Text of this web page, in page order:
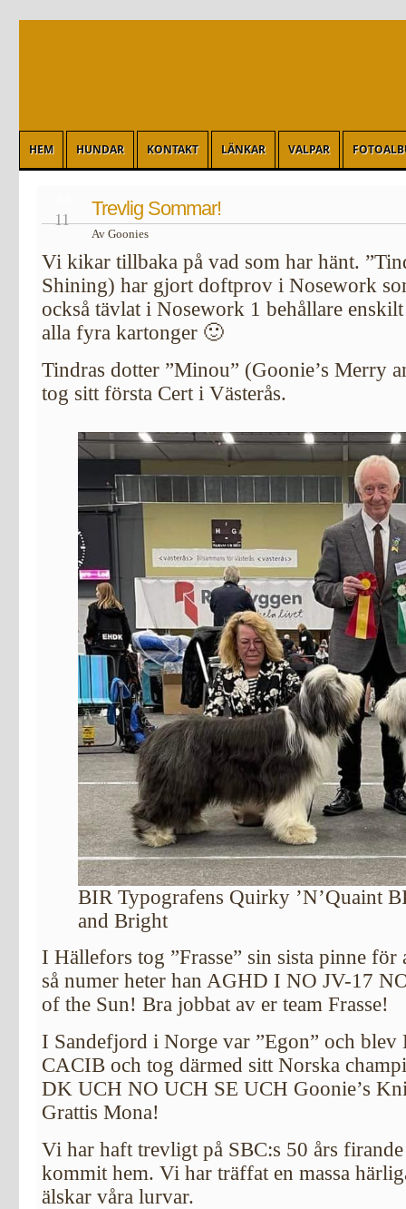
HEM HUNDAR KONTAKT LÄNKAR VALPAR
11 Trevlig Sommar!
Av Goonies
Vi kikar tillbaka på vad som har hänt.
Shining) har gjort doftprov i Nosework
också tävlat i Nosework 1 behållare
alla fyra kartonger 🙂
Tindras dotter ”Minou” (Goonie’s Merry
tog sitt första Cert i Västerås.
BIR Typografens Quirky ’N’Quaint
and Bright
I Hällefors tog ”Frasse” sin sista pinne
så numer heter han AGHD I NO JV-17
of the Sun! Bra jobbat av er team Frasse!
I Sandefjord i Norge var ”Egon” och blev
CACIB och tog därmed sitt Norska
DK UCH NO UCH SE UCH Goonie’s
Grattis Mona!
Vi har haft trevligt på SBC:s 50 års
kommit hem. Vi har träffat en massa
älskar våra lurvar.